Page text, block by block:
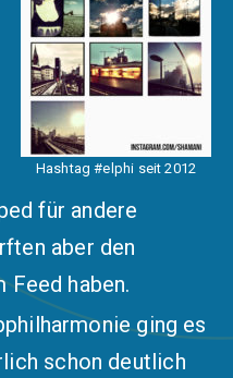
Hashtag#elphi seit 2012
für andere
aber den
Feed haben.
ging es
schon deutlich